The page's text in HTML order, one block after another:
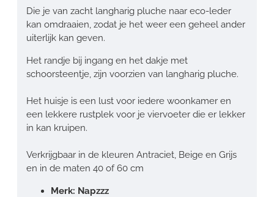
Die je van zacht langharig pluche naar eco-leder
kan omdraaien, zodat je het weer een geheel ander
uiterlijk kan geven.
Het randje bij ingang en het dakje met
schoorsteentje, zijn voorzien van langharig pluche.
Het huisje is een lust voor iedere woonkamer en
een lekkere rustplek voor je viervoeter die er lekker
in kan kruipen.
Verkrijgbaar in de kleuren Antraciet, Beige en Grijs
en in de maten 40 of 60 cm
Merk: Napzzz